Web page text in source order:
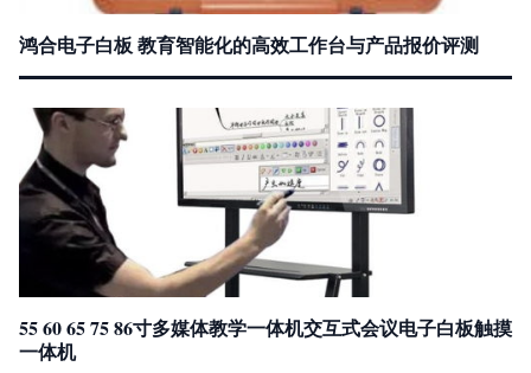
鸿合电子白板 教育智能化的高效工作台与产品报价评测
55 60 65 75 86寸多媒体教学一体机交互式会议电子白板触摸
一体机